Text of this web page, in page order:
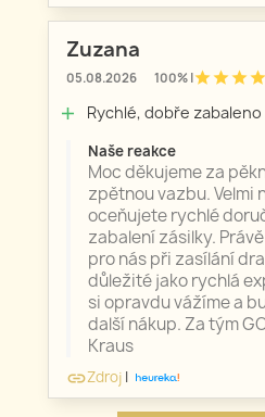
Zuzana
05.08.2026 100% |starstarstarstar
add Rychlé, dobře zabaleno
Naše reakce
Moc děkujeme za
zpětnou vazbu. Velmi
oceňujete rychlé
zabalení zásilky.
pro nás při zasílání
důležité jako rychlá
si opravdu vážíme a
další nákup. Za tým
Kraus
linkZdroj |